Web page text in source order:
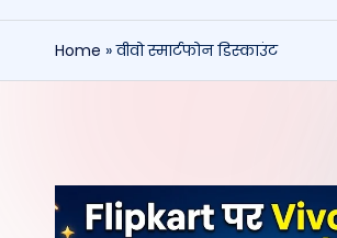
Home »वीवो स्मार्टफोन डिस्काउंट